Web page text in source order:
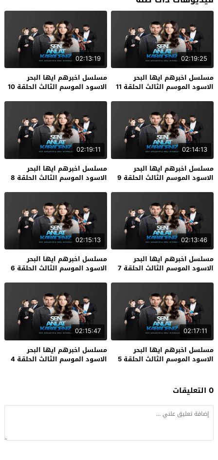
02:19:25
مسلسل اخبرهم ايها البحر
الاسود الموسم الثالث الحلقة 11
02:13:19
مسلسل اخبرهم ايها البحر
الاسود الموسم الثالث الحلقة 10
02:14:13
مسلسل اخبرهم ايها البحر
الاسود الموسم الثالث الحلقة 9
02:19:11
مسلسل اخبرهم ايها البحر
الاسود الموسم الثالث الحلقة 8
02:13:46
مسلسل اخبرهم ايها البحر
الاسود الموسم الثالث الحلقة 7
02:15:13
مسلسل اخبرهم ايها البحر
الاسود الموسم الثالث الحلقة 6
02:17:11
مسلسل اخبرهم ايها البحر
الاسود الموسم الثالث الحلقة 5
02:15:47
مسلسل اخبرهم ايها البحر
الاسود الموسم الثالث الحلقة 4
0 التعليقات